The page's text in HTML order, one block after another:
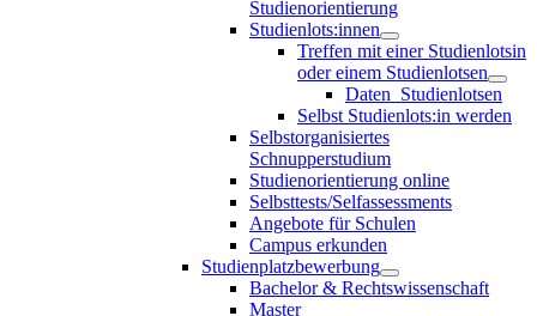
Studienorientierung
Studienlots:innen
Treffen mit einer Studienlotsin
oder einem Studienlotsen
Daten_Studienlotsen
Selbst Studienlots:in werden
Selbstorganisiertes
Schnupperstudium
Studienorientierung online
Selbsttests/Selfassessments
Angebote für Schulen
Campus erkunden
Studienplatzbewerbung
Bachelor & Rechtswissenschaft
Master